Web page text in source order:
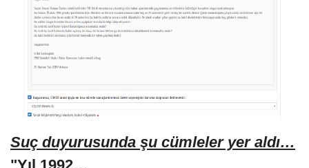
Suç duyurusunda şu cümleler yer aldı…